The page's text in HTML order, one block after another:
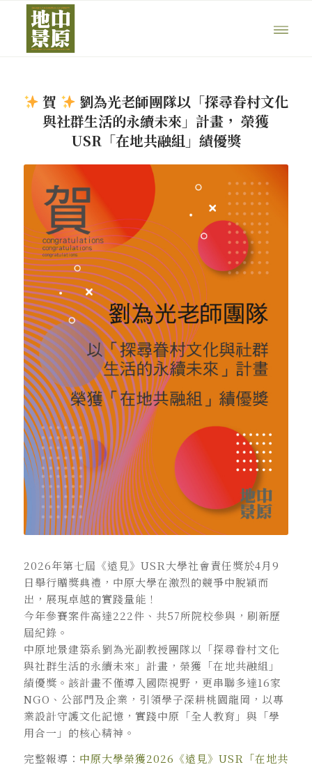
賀
劉為光老師團隊以「探尋眷村文化
與社群生活的永續未來」計畫， 榮獲
USR「在地共融組」績優獎
2026年第七屆《遠見》USR大學社會責任獎於4月9
日舉行贈獎典禮，中原大學在激烈的競爭中脫穎而
出，展現卓越的實踐量能！
今年參賽案件高達222件、共57所院校參與，刷新歷
屆紀錄。
中原地景建築系劉為光副教授團隊以「探尋眷村文化
與社群生活的永續未來」計畫，榮獲「在地共融組」
績優獎。該計畫不僅導入國際視野，更串聯多達16家
NGO、公部門及企業，引領學子深耕桃園龍岡，以專
業設計守護文化記憶，實踐中原「全人教育」與「學
用合一」的核心精神。
完整報導： 中原大學榮獲2026《遠見》USR「在地共